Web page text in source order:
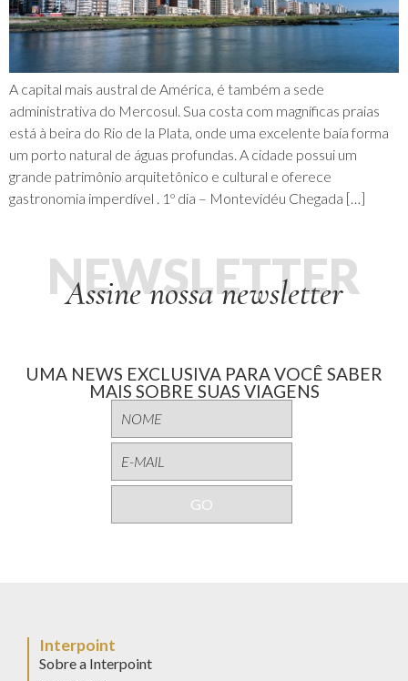
A capital mais austral de América, é também a sede
administrativa do Mercosul. Sua costa com magníficas praias
está à beira do Rio de la Plata, onde uma excelente baía forma
um porto natural de águas profundas. A cidade possui um
grande patrimônio arquitetônico e cultural e oferece
gastronomia imperdível . 1º dia – Montevidéu Chegada […]
Assine nossa newsletter
NEWSLETTER
UMA NEWS EXCLUSIVA PARA VOCÊ SABER
MAIS SOBRE SUAS VIAGENS
Interpoint
Sobre a Interpoint